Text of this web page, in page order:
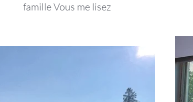
famille Vous me lisez